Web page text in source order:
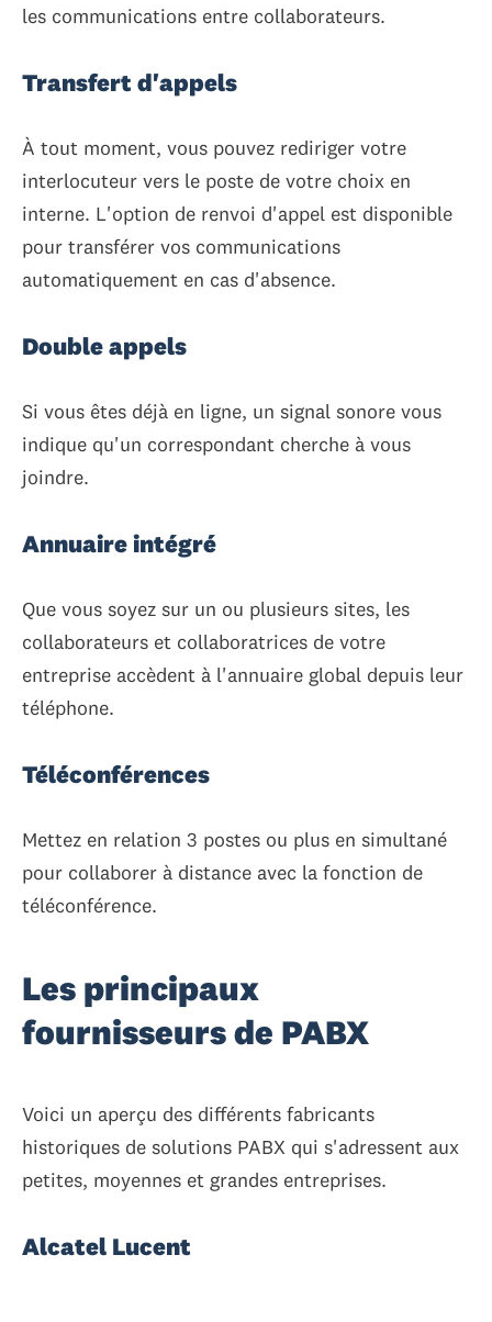
les communications entre collaborateurs.
Transfert d'appels
À tout moment, vous pouvez rediriger votre
interlocuteur vers le poste de votre choix en
interne. L'option de renvoi d'appel est disponible
pour transférer vos communications
automatiquement en cas d'absence.
Double appels
Si vous êtes déjà en ligne, un signal sonore vous
indique qu'un correspondant cherche à vous
joindre.
Annuaire intégré
Que vous soyez sur un ou plusieurs sites, les
collaborateurs et collaboratrices de votre
entreprise accèdent à l'annuaire global depuis leur
téléphone.
Téléconférences
Mettez en relation 3 postes ou plus en simultané
pour collaborer à distance avec la fonction de
téléconférence.
Les principaux
fournisseurs de PABX
Voici un aperçu des différents fabricants
historiques de solutions PABX qui s'adressent aux
petites, moyennes et grandes entreprises.
Alcatel Lucent